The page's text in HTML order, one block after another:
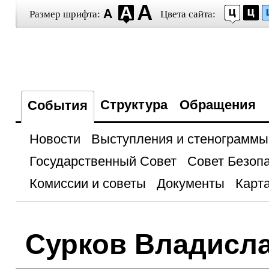
Размер шрифта: Цвета сайта:
События Структура Обращения
Новости
Выступления и стенограммы
Государственный Совет
Совет
Комиссии и советы
Документы
Сурков